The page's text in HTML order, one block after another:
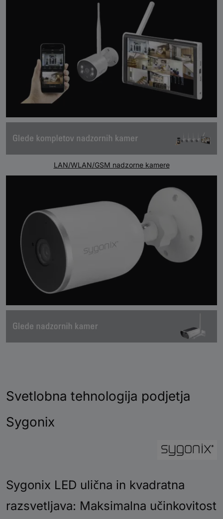
LAN/WLAN/GSM nadzorne kamere
Svetlobna tehnologija podjetja
Sygonix
Sygonix LED ulična in kvadratna
razsvetljava: Maksimalna učinkovitost